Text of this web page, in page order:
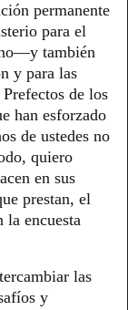
permanente
para el
también
y para las
de los
han esforzado
de ustedes no
quiero
en sus
prestan, el
la encuesta
las
y